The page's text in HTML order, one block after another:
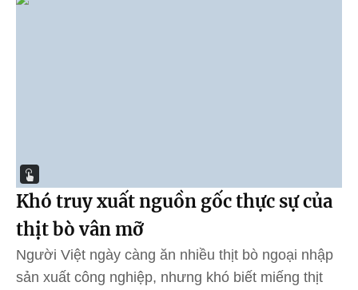
Khó truy xuất nguồn gốc thực sự của
thịt bò vân mỡ
Người Việt ngày càng ăn nhiều thịt bò ngoại nhập
sản xuất công nghiệp, nhưng khó biết miếng thịt